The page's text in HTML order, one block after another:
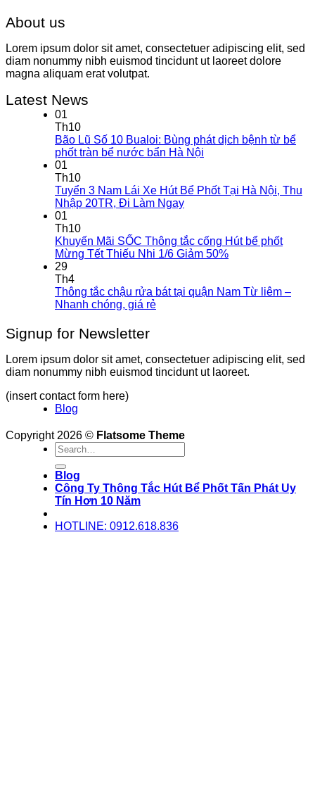
About us
Lorem ipsum dolor sit amet, consectetuer adipiscing elit, sed
diam nonummy nibh euismod tincidunt ut laoreet dolore
magna aliquam erat volutpat.
Latest News
01
Th10
Bão Lũ Số 10 Bualoi: Bùng phát dịch bệnh từ bể
phốt tràn bể nước bẩn Hà Nội
01
Th10
Tuyển 3 Nam Lái Xe Hút Bể Phốt Tại Hà Nội, Thu
Nhập 20TR, Đi Làm Ngay
01
Th10
Khuyến Mãi SỐC Thông tắc cống Hút bể phốt
Mừng Tết Thiếu Nhi 1/6 Giảm 50%
29
Th4
Thông tắc chậu rửa bát tại quận Nam Từ liêm –
Nhanh chóng, giá rẻ
Signup for Newsletter
Lorem ipsum dolor sit amet, consectetuer adipiscing elit, sed
diam nonummy nibh euismod tincidunt ut laoreet.
(insert contact form here)
Blog
Copyright 2026 © Flatsome Theme
Blog
Công Ty Thông Tắc Hút Bể Phốt Tấn Phát Uy
Tín Hơn 10 Năm
HOTLINE: 0912.618.836